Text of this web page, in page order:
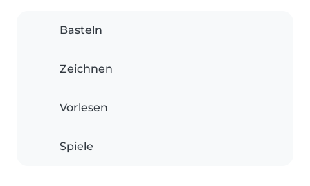
Basteln
Zeichnen
Vorlesen
Spiele